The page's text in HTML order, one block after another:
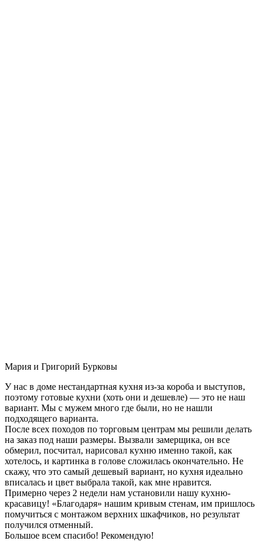
Мария и Григорий Бурковы
У нас в доме нестандартная кухня из-за короба и выступов,
поэтому готовые кухни (хоть они и дешевле) — это не наш
вариант. Мы с мужем много где были, но не нашли
подходящего варианта.
После всех походов по торговым центрам мы решили делать
на заказ под наши размеры. Вызвали замерщика, он все
обмерил, посчитал, нарисовал кухню именно такой, как
хотелось, и картинка в голове сложилась окончательно. Не
скажу, что это самый дешевый вариант, но кухня идеально
вписалась и цвет выбрала такой, как мне нравится.
Примерно через 2 недели нам установили нашу кухню-
красавицу! «Благодаря» нашим кривым стенам, им пришлось
помучиться с монтажом верхних шкафчиков, но результат
получился отменный.
Большое всем спасибо! Рекомендую!